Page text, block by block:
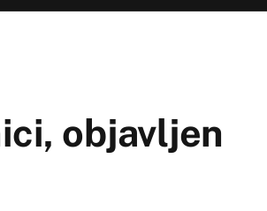
objavljen